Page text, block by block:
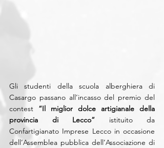
Gli studenti della scuola alberghiera di
Casargo passano all’incasso del premio del
contest “Il miglior dolce artigianale della
provincia di Lecco” istituito da
Confartigianato Imprese Lecco in occasione
dell’Assemblea pubblica dell’Associazione di